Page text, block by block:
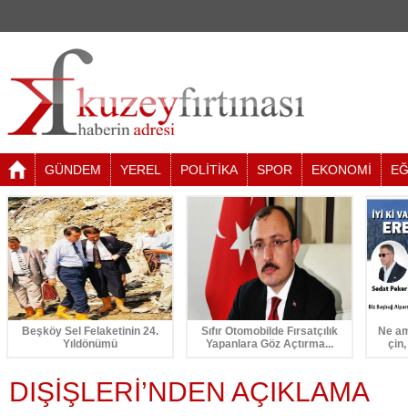
GÜNDEM YEREL POLİTİKA SPOR EKONOMİ
Beşköy Sel Felaketinin 24.
Yıldönümü
Sıfır Otomobilde Fırsatçılık
Yapanlara Göz Açtırma...
Ne
DIŞİŞLERİ’NDEN AÇIKLAMA